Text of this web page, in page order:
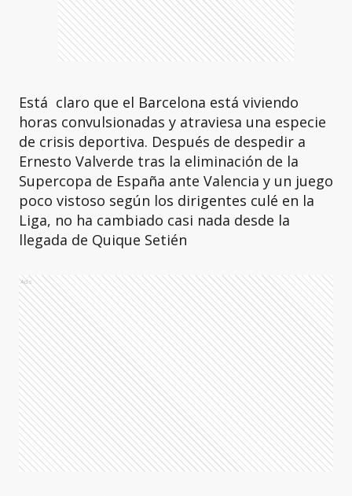
Está claro que el Barcelona está viviendo
horas convulsionadas y atraviesa una especie
de crisis deportiva. Después de despedir a
Ernesto Valverde tras la eliminación de la
Supercopa de España ante Valencia y un juego
poco vistoso según los dirigentes culé en la
Liga, no ha cambiado casi nada desde la
llegada de Quique Setién
Ads